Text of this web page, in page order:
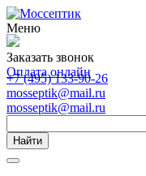
Меню
Заказать звонок
Оплата онлайн
+7 (495) 133-90-26
mosseptik@mail.ru
mosseptik@mail.ru
Найти